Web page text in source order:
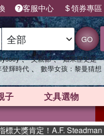
客服中心 領券專區
GO
、 父親節 、 如果歷史是
登輝時代 、 數學女孩：黎曼猜想
子 文具選物
大獎肯定！A.F. Steadman